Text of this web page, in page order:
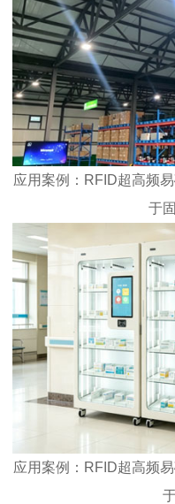
应用案例：RFID超高频
于
应用案例：RFID超高频